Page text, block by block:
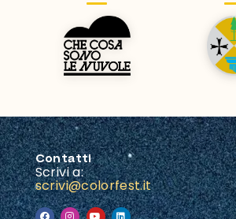
Contatti
Scrivi a:
scrivi@colorfest.it